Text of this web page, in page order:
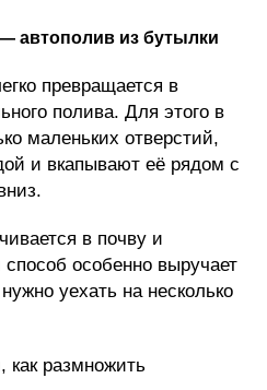
автополив из бутылки
превращается в
полива. Для этого в
маленьких отверстий,
и вкапывают её рядом с
в почву и
особенно выручает
уехать на несколько
как размножить